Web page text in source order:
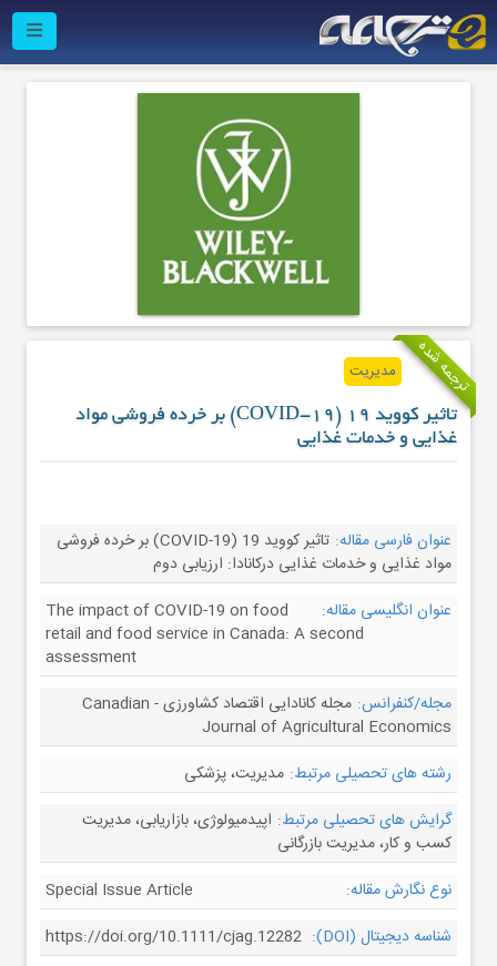
ترجمه شده مدیریت
تاثیر کووید 19 (COVID-19) بر خرده فروشی مواد
غذایی و خدمات غذایی
عنوان فارسی مقاله:
تاثیر کووید 19 (COVID-19) بر خرده فروشی
مواد غذایی و خدمات غذایی درکانادا: ارزیابی دوم
عنوان انگلیسی مقاله:
The impact of COVID-19 on food
retail and food service in Canada: A second
assessment
مجله/کنفرانس:
مجله کانادایی اقتصاد کشاورزی - Canadian
Journal of Agricultural Economics
رشته های تحصیلی مرتبط: مدیریت، پزشکی
گرایش های تحصیلی مرتبط: اپیدمیولوژی، بازاریابی، مدیریت
کسب و کار، مدیریت بازرگانی
نوع نگارش مقاله:
Special Issue Article
شناسه دیجیتال (DOI):
https://doi.org/10.1111/cjag.12282